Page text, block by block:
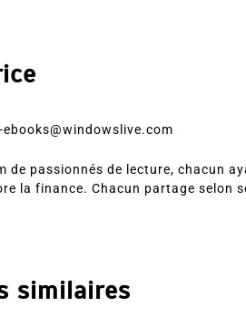
ebooks@windowslive.com
de passionnés de lecture, chacun
la finance. Chacun partage selon
similaires